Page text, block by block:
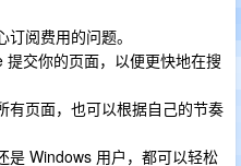
阅费用的问题。
交你的页面，以便更快地在搜
有页面，也可以根据自己的节奏
是 Windows 用户，都可以轻松